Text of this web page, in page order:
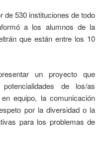
de 530 instituciones de todo
a los alumnos de la
que están entre los 10
un proyecto que
de los/as
equipo, la comunicación
por la diversidad o la
para los problemas de